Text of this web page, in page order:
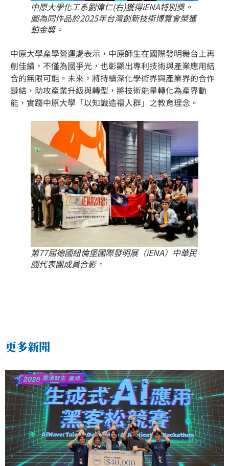
中原大學化工系劉偉仁(右)獲得iENA特別獎。
圖為同作品於2025年台灣創新技術博覽會榮獲
鉑金獎。
中原大學產學營運處表示，中原師生在國際發明舞台上再
創佳績，不僅為國爭光，也彰顯出專利技術與產業應用結
合的無限可能。未來，將持續深化學術界與產業界的合作
鏈結，助攻產業升級與轉型，將技術能量轉化為產界動
能，實踐中原大學「以知識造福人群」之教育理念。
第77屆德國紐倫堡國際發明展（iENA）中華民
國代表團成員合影。
更多新聞